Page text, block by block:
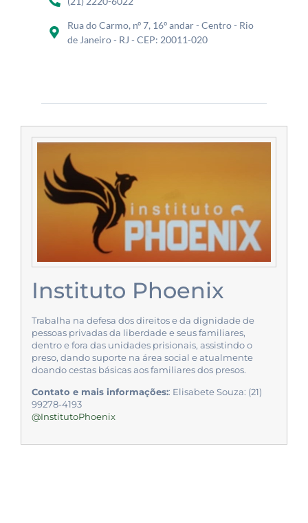
Rua do Carmo, nº 7, 16º andar - Centro - Rio
de Janeiro - RJ - CEP: 20011-020
Instituto Phoenix
Trabalha na defesa dos direitos e da dignidade de
pessoas privadas da liberdade e seus familiares,
dentro e fora das unidades prisionais, assistindo o
preso, dando suporte na área social e atualmente
doando cestas básicas aos familiares dos presos.
Contato e mais informações:: Elisabete Souza: (21)
99278-4193
@InstitutoPhoenix